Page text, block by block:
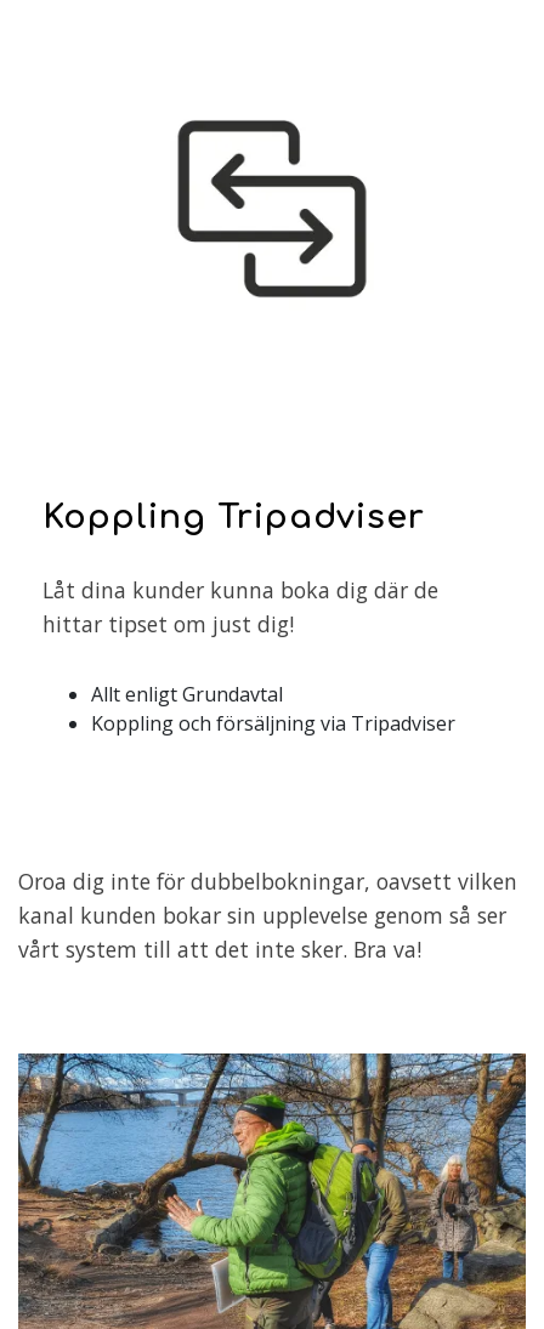
Koppling Tripadviser
Låt dina kunder kunna boka dig där de
hittar tipset om just dig!
Allt enligt Grundavtal
Koppling och försäljning via Tripadviser
Oroa dig inte för dubbelbokningar, oavsett vilken
kanal kunden bokar sin upplevelse genom så ser
vårt system till att det inte sker. Bra va!